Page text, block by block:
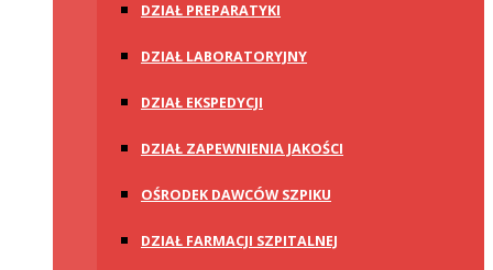
DZIAŁ PREPARATYKI
DZIAŁ LABORATORYJNY
DZIAŁ EKSPEDYCJI
DZIAŁ ZAPEWNIENIA JAKOŚCI
OŚRODEK DAWCÓW SZPIKU
DZIAŁ FARMACJI SZPITALNEJ